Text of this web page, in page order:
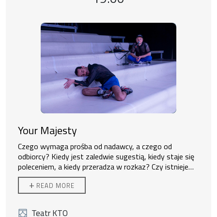
Your Majesty
Czego wymaga prośba od nadawcy, a czego od
odbiorcy? Kiedy jest zaledwie sugestią, kiedy staje się
poleceniem, a kiedy przeradza w rozkaz? Czy istnieje
idealna odpowiedź na konkretną prośbę? Co się dzieje,
gdy czyjaś prośba wydaje się zwyczajna i logiczna, ale
ciało stawia jej opór? W jaki sposób negocjować bez
użycia słów? Czy zwyczajne „proszę” kończy
Ten spektakl dedykowany jest każdemu, kto nie jest w
stanie odpuścić z powodu swojej dumy i majestatu. Ten
spektakl dedykowany jest każdemu, kto wierzy w
+ READ MORE
Teatr KTO